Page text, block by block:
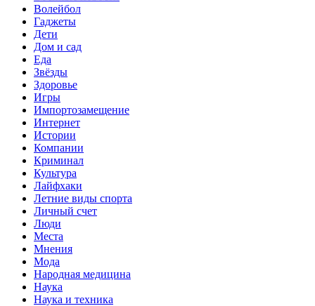
Волейбол
Гаджеты
Дети
Дом и сад
Еда
Звёзды
Здоровье
Игры
Импортозамещение
Интернет
Истории
Компании
Криминал
Культура
Лайфхаки
Летние виды спорта
Личный счет
Люди
Места
Мнения
Мода
Народная медицина
Наука
Наука и техника